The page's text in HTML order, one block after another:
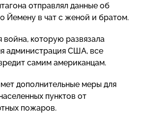
отправлял данные об
Йемену в чат с женой и братом.
война, которую развязала
администрация США, все
самим американцам.
дополнительные меры для
пунктов от
пожаров.